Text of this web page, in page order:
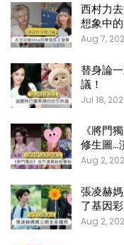
西村力
想象中
Aug 7,
替身論
議！
Jul 18,
《將門
修生圖…
Aug 2,
張凌赫
了基因彩
Aug 2,